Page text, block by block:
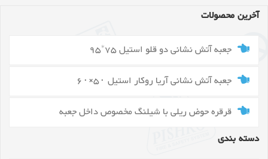
آخرین محصولات
جعبه آتش نشانی دو قلو استیل 75*95
جعبه آتش نشانی آریا روکار استیل ۵۰×۶۰
قرقره حوض ریلی با شیلنگ مخصوص داخل جعبه
دسته بندی